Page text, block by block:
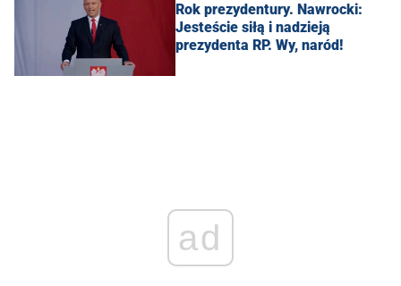
Rok prezydentury. Nawrocki:
Jesteście siłą i nadzieją
prezydenta RP. Wy, naród!
ad